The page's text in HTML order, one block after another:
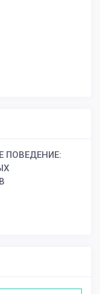
ПОВЕДЕНИЕ: